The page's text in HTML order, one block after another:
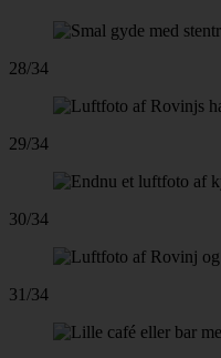
28/34
29/34
30/34
31/34